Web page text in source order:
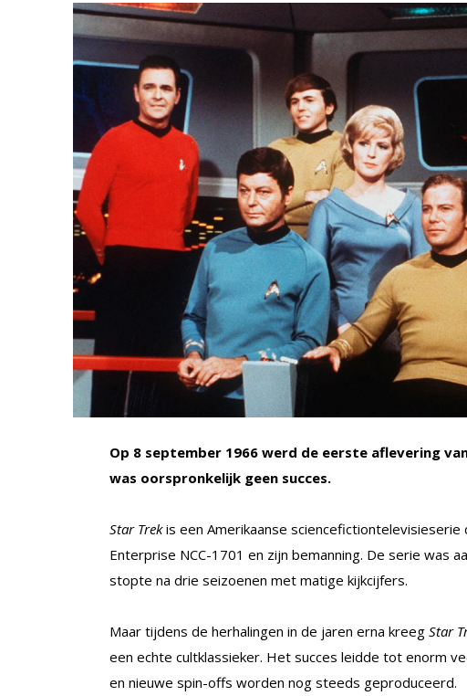
Op 8 september 1966 werd de eerste aflevering
was oorspronkelijk geen succes.
Star Trekis een Amerikaanse sciencefictiontelevisieserie
Enterprise NCC-1701 en zijn bemanning. De serie was
stopte na drie seizoenen met matige kijkcijfers.
Maar tijdens de herhalingen in de jaren erna kreeg Star
een echte cultklassieker. Het succes leidde tot enorm
en nieuwe spin-offs worden nog steeds geproduceerd.